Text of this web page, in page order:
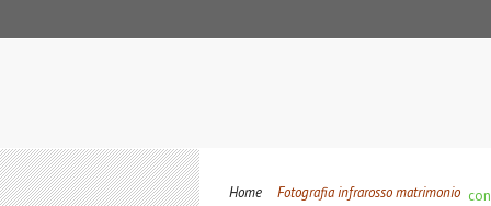
Home Fotografia infrarosso matrimonio